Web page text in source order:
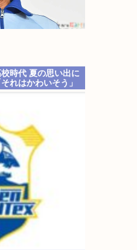
時代 夏の思い出に
れはかわいそう」